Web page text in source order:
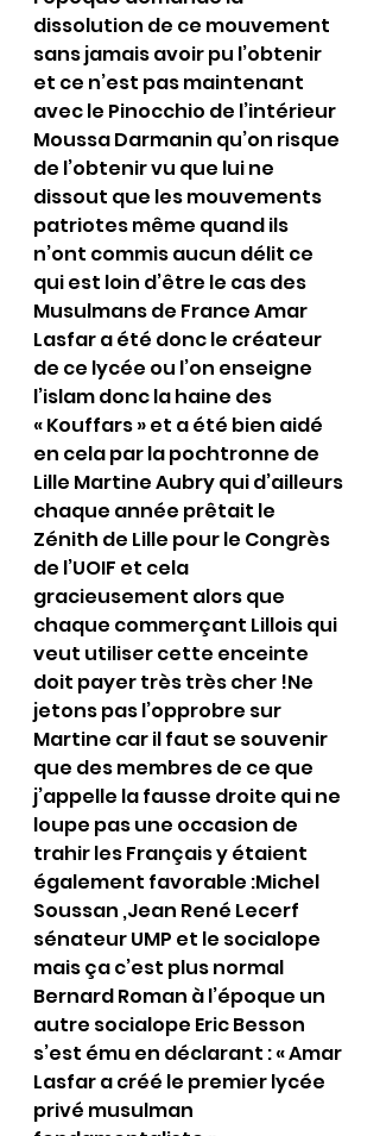
dissolution de ce mouvement
sans jamais avoir pu l’obtenir
et ce n’est pas maintenant
avec le Pinocchio de l’intérieur
Moussa Darmanin qu’on risque
de l’obtenir vu que lui ne
dissout que les mouvements
patriotes même quand ils
n’ont commis aucun délit ce
qui est loin d’être le cas des
Musulmans de France Amar
Lasfar a été donc le créateur
de ce lycée ou l’on enseigne
l’islam donc la haine des
« Kouffars » et a été bien aidé
en cela par la pochtronne de
Lille Martine Aubry qui d’ailleurs
chaque année prêtait le
Zénith de Lille pour le Congrès
de l’UOIF et cela
gracieusement alors que
chaque commerçant Lillois qui
veut utiliser cette enceinte
doit payer très très cher !Ne
jetons pas l’opprobre sur
Martine car il faut se souvenir
que des membres de ce que
j’appelle la fausse droite qui ne
loupe pas une occasion de
trahir les Français y étaient
également favorable :Michel
Soussan ,Jean René Lecerf
sénateur UMP et le socialope
mais ça c’est plus normal
Bernard Roman à l’époque un
autre socialope Eric Besson
s’est ému en déclarant : « Amar
Lasfar a créé le premier lycée
privé musulman